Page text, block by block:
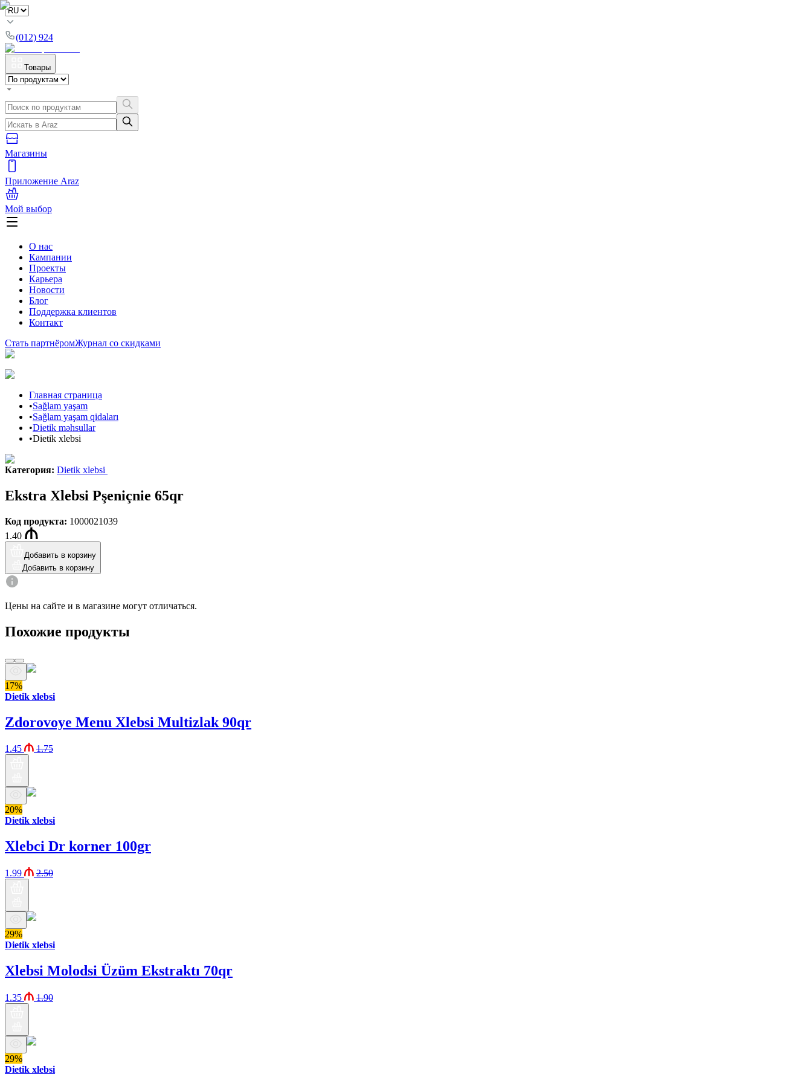
(012) 924
Товары
Магазины
Приложение Araz
Мой выбор
О нас
Кампании
Проекты
Карьера
Новости
Блог
Поддержка клиентов
Контакт
Стать партнёромЖурнал со скидками
Главная страница
•Sağlam yaşam
•Sağlam yaşam qidaları
•Dietik məhsullar
•Dietik xlebsi
Категория: Dietik xlebsi
Ekstra Xlebsi Pşeniçnie 65qr
Код продукта: 1000021039
1.40
Добавить в корзину
Добавить в корзину
Цены на сайте и в магазине могут отличаться.
Похожие продукты
17%
Dietik xlebsi
Zdorovoye Menu Xlebsi Multizlak 90qr
1.45 1.75
20%
Dietik xlebsi
Xlebci Dr korner 100gr
1.99 2.50
29%
Dietik xlebsi
Xlebsi Molodsi Üzüm Ekstraktı 70qr
1.35 1.90
29%
Dietik xlebsi